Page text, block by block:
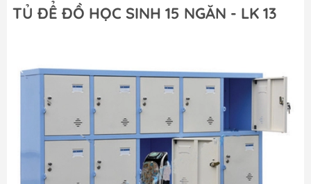
TỦ ĐỂ ĐỒ HỌC SINH 15 NGĂN - LK 13